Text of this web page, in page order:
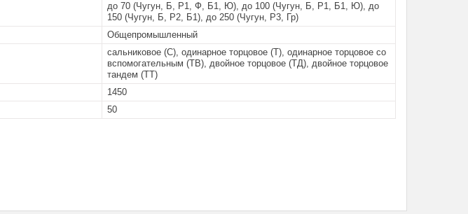
до 70 (Чугун, Б, Р1, Ф, Б1, Ю), до 100 (Чугун, Б, Р1, Б1, Ю), до
150 (Чугун, Б, Р2, Б1), до 250 (Чугун, Р3, Гр)
Общепромышленный
сальниковое (С), одинарное торцовое (Т), одинарное торцовое со
вспомогательным (ТВ), двойное торцовое (ТД), двойное торцовое
тандем (ТТ)
1450
50